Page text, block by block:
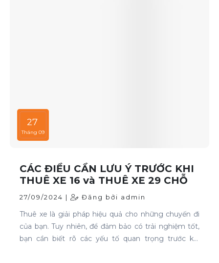
27
Tháng 09
CÁC ĐIỀU CẦN LƯU Ý TRƯỚC KHI
THUÊ XE 16 và THUÊ XE 29 CHỖ
27/09/2024 | Đăng bởi admin
Thuê xe là giải pháp hiệu quả cho những chuyến đi
của bạn. Tuy nhiên, để đảm bảo có trải nghiệm tốt,
bạn cần biết rõ các yếu tố quan trọng trước khi